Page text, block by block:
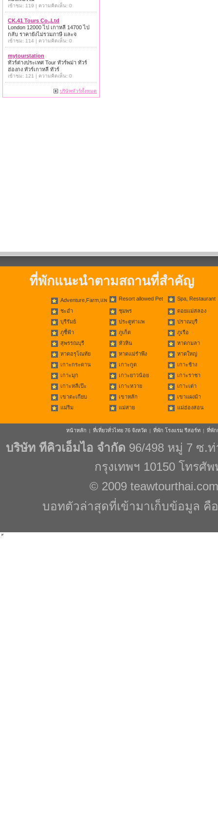
เข้าชม: 119 | ความคิดเห็น: 0
CK.41 Tours Co.,Ltd
London 12000 ไป เกาหลี 14700 ไป
กลับ ราคายังไม่รวมภาษี และจ
เข้าชม: 114 | ความคิดเห็น: 0
mytourstation
ทัวร์ต่างประเทศ Tour ทัวร์พม่า ทัวร์
ฮ่องกง ทัวร์เกาหลี ทัวร์
เข้าชม: 121 | ความคิดเห็น: 0
บริษัททัวร์ทั้งหมด
ที่พักแนะนำตามสถานที่สำคัญ
Adventure,Farm,แพ Resort allowed Pet Spa, Restaurant
ชะอำ ชุมพร
ดอยแม่สลอง
บุรีรัมย์
ประตูท่าแพ
ปราณบุรี
ภูชี้ฟ้า
ภูเก็ต
ภูเรือ
สุพรรณบุรี
หัวหิน
หาดกมลา
หาดอรุโณทัย
หาดแม่รำพึง
หาดใหญ่
เกาะกระดาน
เกาะกูด
เกาะช้าง
เกาะมุก
เกาะยาวน้อย
เกาะราชา
เกาะหลีเป๊ะ
เกาะหวาย
เกาะเต่า
เขาตะเกียบ
เขาหลัก
เขาแผงม้า
แม่ริม
แม่สาย แม่ฮ่องสอน
หน้าหลัก | ที่เที่ยวทั่วไทย 76 จังหวัด | ที่พัก โรงแรม รีสอร์ท | ที่พัก
บริษัท ทีคิวเอ็มไอ จำกัด 96/498 หมู่ 7 ซ.
กรุงเทพฯ 10150 โทรศั
© 2009 teawtourthai.com
บอทตัวล่าสุดที่เข้ามาเก็บข้อมูล คือ